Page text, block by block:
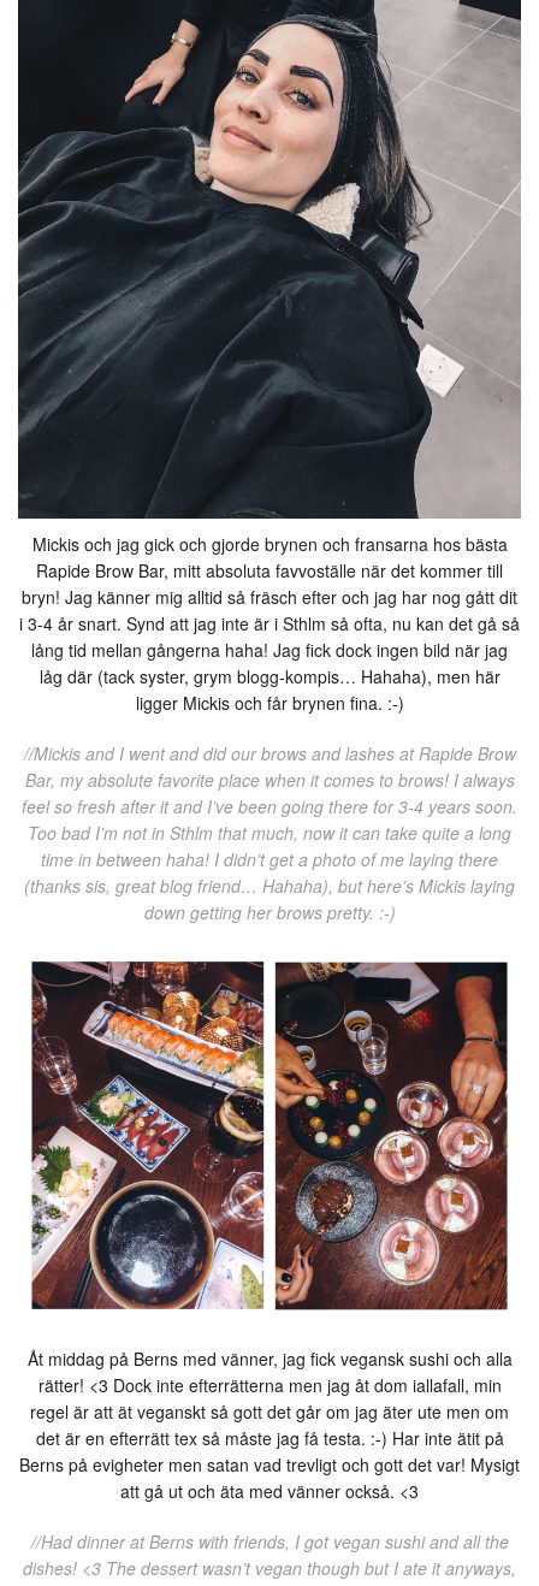
Mickis och jag gick och gjorde brynen och fransarna hos bästa
Rapide Brow Bar, mitt absoluta favvoställe när det kommer till
bryn! Jag känner mig alltid så fräsch efter och jag har nog gått dit
i 3-4 år snart. Synd att jag inte är i Sthlm så ofta, nu kan det gå så
lång tid mellan gångerna haha! Jag fick dock ingen bild när jag
låg där (tack syster, grym blogg-kompis… Hahaha), men här
ligger Mickis och får brynen fina. :-)
//Mickis and I went and did our brows and lashes at Rapide Brow
Bar, my absolute favorite place when it comes to brows! I always
feel so fresh after it and I’ve been going there for 3-4 years soon.
Too bad I’m not in Sthlm that much, now it can take quite a long
time in between haha! I didn’t get a photo of me laying there
(thanks sis, great blog friend… Hahaha), but here’s Mickis laying
down getting her brows pretty. :-)
Åt middag på Berns med vänner, jag fick vegansk sushi och alla
rätter! <3 Dock inte efterrätterna men jag åt dom iallafall, min
regel är att ät veganskt så gott det går om jag äter ute men om
det är en efterrätt tex så måste jag få testa. :-) Har inte ätit på
Berns på evigheter men satan vad trevligt och gott det var! Mysigt
att gå ut och äta med vänner också. <3
//Had dinner at Berns with friends, I got vegan sushi and all the
dishes! <3 The dessert wasn’t vegan though but I ate it anyways,